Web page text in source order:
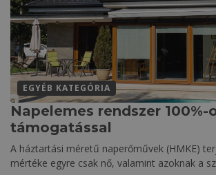
EGYÉB KATEGÓRIA
Napelemes rendszer 100%-
támogatással
A háztartási méretű naperőművek (HMKE)
mértéke egyre csak nő, valamint azoknak a